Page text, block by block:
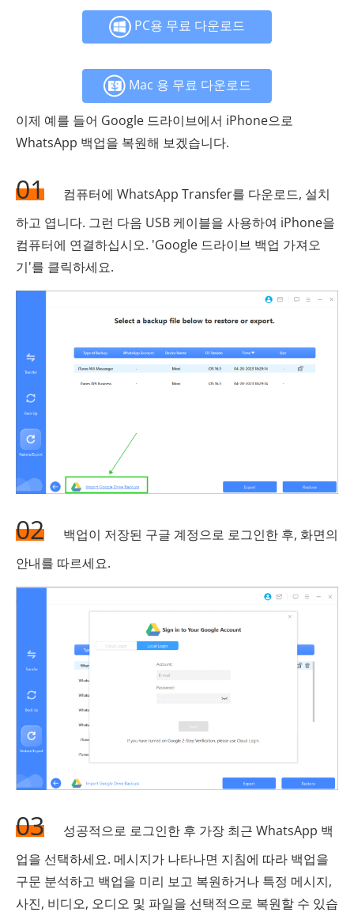
PC용 무료 다운로드
Mac 용 무료 다운로드
이제 예를 들어 Google 드라이브에서 iPhone으로
WhatsApp 백업을 복원해 보겠습니다.
01
컴퓨터에 WhatsApp Transfer를 다운로드, 설치
하고 엽니다. 그런 다음 USB 케이블을 사용하여 iPhone을
컴퓨터에 연결하십시오. 'Google 드라이브 백업 가져오
기'를 클릭하세요.
02
백업이 저장된 구글 계정으로 로그인한 후, 화면의
안내를 따르세요.
03
성공적으로 로그인한 후 가장 최근 WhatsApp 백
업을 선택하세요. 메시지가 나타나면 지침에 따라 백업을
구문 분석하고 백업을 미리 보고 복원하거나 특정 메시지,
사진, 비디오, 오디오 및 파일을 선택적으로 복원할 수 있습